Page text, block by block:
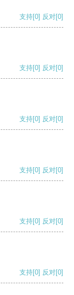
支持[0] 反对[0]
支持[0] 反对[0]
支持[0] 反对[0]
支持[0] 反对[0]
支持[0] 反对[0]
支持[0] 反对[0]